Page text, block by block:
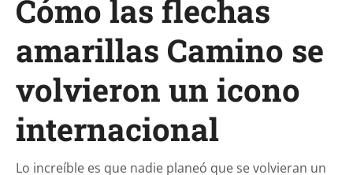
Cómo las flechas
amarillas Camino se
volvieron un icono
internacional
Lo increíble es que nadie planeó que se volvieran un